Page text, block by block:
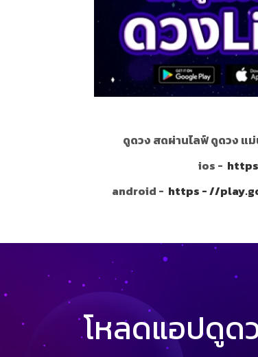
ดูดวง สดผ่านไลฟ์ ดูดวง แ
ios -
android - https - //
โหลดแอปดูด